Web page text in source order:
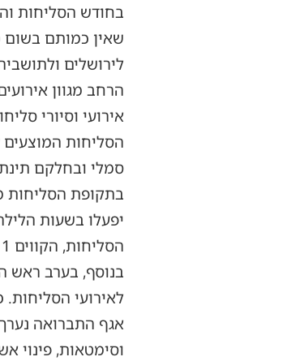
בחודש הסליחות
שאין כמותם
לירושלים
אירועי וסיורי
הסליחות המוצעים
סמלי ובחלקם
בתקופת הסליחות
בנוסף, בערב ראש
לאירועי
אגף התברואה
וסימטאות, פינוי